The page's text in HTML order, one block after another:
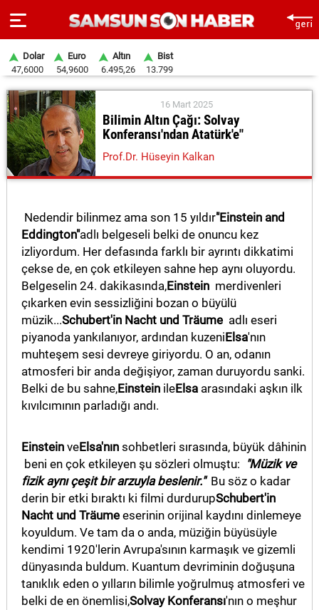
ANA
SAYFA
SAMSUN
HABER
GÜNDEM
SİYASET
EKONOMİ
DÜNYA
MAGAZİN
GALERİ
VİDEO
YAZARLAR
BİZE
ULAŞIN
Künye
İletişim
Gizlilik
Politikası
Dolar
47,6000
Euro
54,9600
Altın
6.495,26
Bist
13.799
16 Mart 2025
Bilimin Altın Çağı: Solvay
Konferansı'ndan Atatürk'e"
Prof.Dr. Hüseyin Kalkan
Nedendir bilinmez ama son 15 yıldır"Einstein and
Eddington"adlı belgeseli belki de onuncu kez
izliyordum. Her defasında farklı bir ayrıntı dikkatimi
çekse de, en çok etkileyen sahne hep aynı oluyordu.
Belgeselin 24. dakikasında,Einsteinmerdivenleri
çıkarken evin sessizliğini bozan o büyülü
müzik...Schubert'in Nacht und Träume adlı eseri
piyanoda yankılanıyor, ardından kuzeniElsa'nın
muhteşem sesi devreye giriyordu. O an, odanın
atmosferi bir anda değişiyor, zaman duruyordu sanki.
Belki de bu sahne,EinsteinileElsaarasındaki aşkın ilk
kıvılcımının parladığı andı.
EinsteinveElsa'nınsohbetleri sırasında, büyük dâhinin
beni en çok etkileyen şu sözleri olmuştu: "Müzik ve
fizik aynı çeşit bir arzuyla beslenir."Bu söz o kadar
derin bir etki bıraktı ki filmi durdurupSchubert'in
Nacht und Träumeeserinin orijinal kaydını dinlemeye
koyuldum. Ve tam da o anda, müziğin büyüsüyle
kendimi 1920'lerin Avrupa'sının karmaşık ve gizemli
dünyasında buldum. Kuantum devriminin doğuşuna
tanıklık eden o yılların bilimle yoğrulmuş atmosferi ve
belki de en önemlisi,Solvay Konferansı'nın o meşhur